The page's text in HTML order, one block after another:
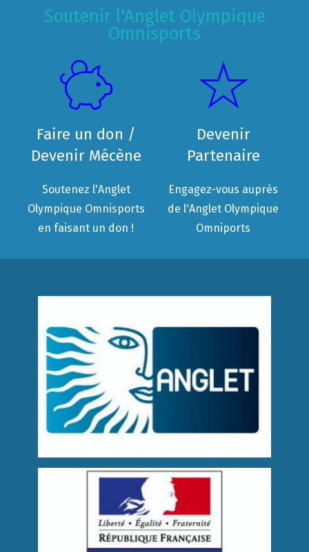
Soutenir l'Anglet Olympique
Omnisports
Faire un don /
Devenir Mécène
Soutenez l'Anglet
Olympique Omnisports
en faisant un don !
Devenir
Partenaire
Engagez-vous auprès
de l'Anglet Olympique
Omniports